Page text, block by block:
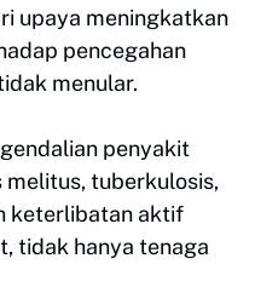
upaya meningkatkan
pencegahan
menular.
penyakit
tuberkulosis,
keterlibatan aktif
tidak hanya tenaga